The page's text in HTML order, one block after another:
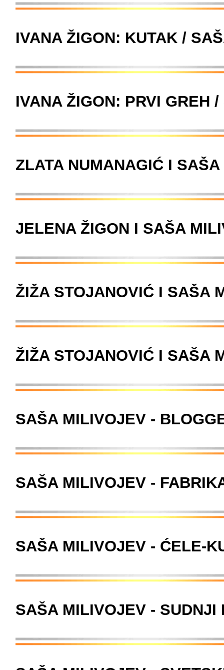
IVANA ŽIGON: KUTAK /
IVANA ŽIGON: PRVI GREH
ZLATA NUMANAGIĆ I
JELENA ŽIGON I SAŠA
ŽIŽA STOJANOVIĆ I SAŠA
ŽIŽA STOJANOVIĆ I SAŠA
SAŠA MILIVOJEV -
SAŠA MILIVOJEV -
SAŠA MILIVOJEV - ĆELE-
SAŠA MILIVOJEV - SUDNJI